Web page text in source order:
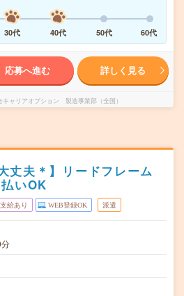
30代 40代 50代 60代
応募へ進む 詳しく見る
キャリアオプション 製造事業部（全国）
丈夫＊】リードフレーム
いOK
給あり WEB登録OK 派遣